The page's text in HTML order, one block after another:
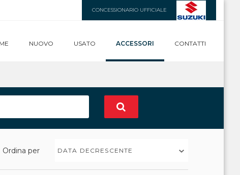
CONCESSIONARIO UFFICIALE
NUOVO USATO ACCESSORI CONTATTI
Ordina per DATA DECRESCENTE